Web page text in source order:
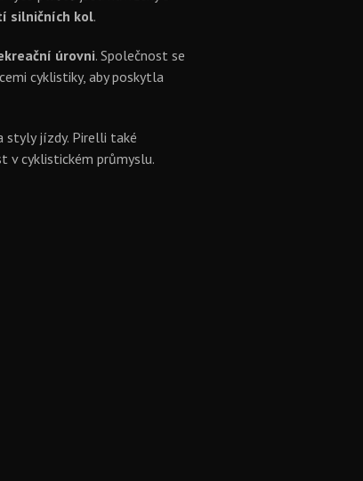
silničních kol.
úrovni. Společnost se
cyklistiky, aby poskytla
styly jízdy. Pirelli také
v cyklistickém průmyslu.